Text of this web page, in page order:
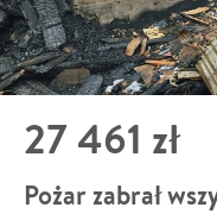
27 461 zł
Pożar zabrał